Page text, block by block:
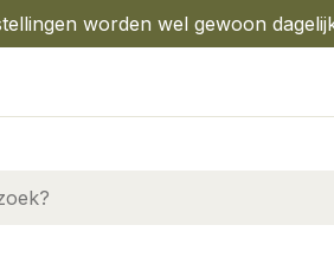
worden wel gewoon